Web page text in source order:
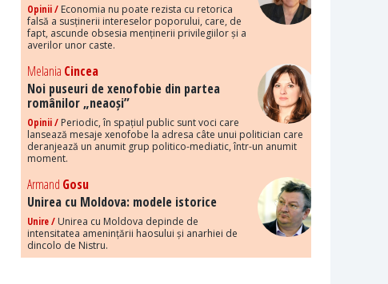
Opinii / Economia nu poate rezista cu retorica
falsă a susținerii intereselor poporului, care, de
fapt, ascunde obsesia menținerii privilegiilor și a
averilor unor caste.
Melania Cincea
Noi puseuri de xenofobie din partea
românilor „neaoși”
Opinii / Periodic, în spațiul public sunt voci care
lansează mesaje xenofobe la adresa câte unui politician care
deranjează un anumit grup politico-mediatic, într-un anumit
moment.
Armand Gosu
Unirea cu Moldova: modele istorice
Unire / Unirea cu Moldova depinde de
intensitatea amenințării haosului și anarhiei de
dincolo de Nistru.